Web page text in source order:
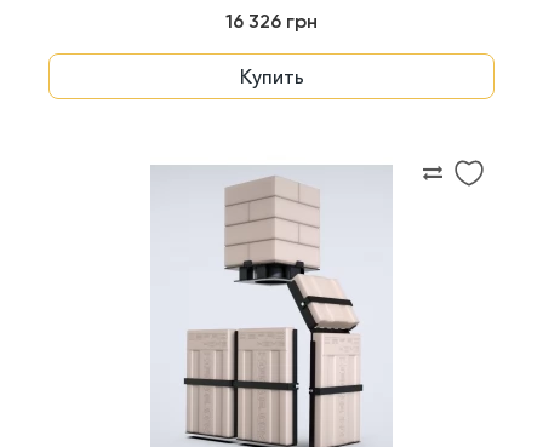
16 326 грн
Купить